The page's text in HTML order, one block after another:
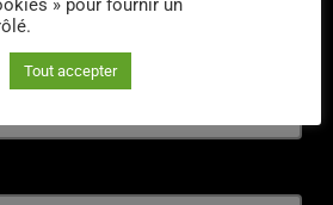
» pour fournir un
Tout accepter